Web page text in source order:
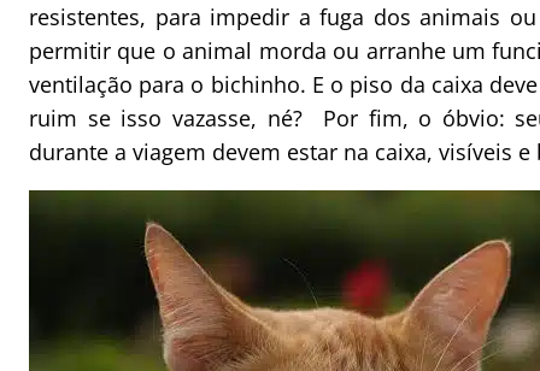
resistentes, para impedir a fuga dos animais
permitir que o animal morda ou arranhe um
ventilação para o bichinho. E o piso da caixa
ruim se isso vazasse, né? Por fim, o óbvio:
durante a viagem devem estar na caixa, visíveis